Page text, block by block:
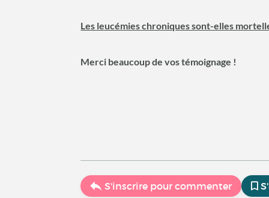
Les leucémies chroniques sont-elles
Merci beaucoup de vos témoignage !
S'inscrire pour commenter